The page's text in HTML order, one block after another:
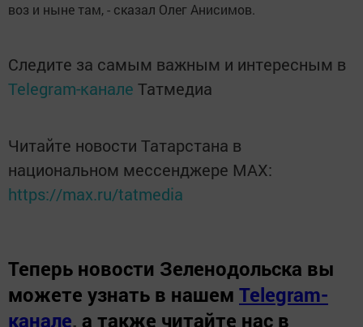
воз и ныне там, - сказал Олег Анисимов.
Следите за самым важным и интересным в
Telegram-канале Татмедиа
Читайте новости Татарстана в
национальном мессенджере MАХ:
https://max.ru/tatmedia
Теперь новости Зеленодольска вы
можете узнать в нашем Telegram-
канале, а также читайте нас в